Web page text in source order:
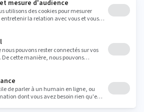
09:30 - 12:00 14:00 - 19:00
09:30 - 12:00 14:00 - 19:00
09:30 - 12:00 14:00 - 19:00
09:30 - 19:00